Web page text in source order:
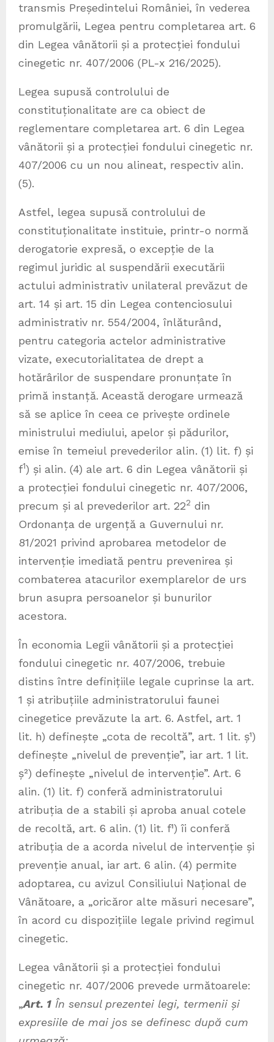
transmis Președintelui României, în vederea
promulgării, Legea pentru completarea art. 6
din Legea vânătorii și a protecției fondului
cinegetic nr. 407/2006 (PL-x 216/2025).
Legea supusă controlului de
constituționalitate are ca obiect de
reglementare completarea art. 6 din Legea
vânătorii și a protecției fondului cinegetic nr.
407/2006 cu un nou alineat, respectiv alin.
(5).
Astfel, legea supusă controlului de
constituționalitate instituie, printr-o normă
derogatorie expresă, o excepție de la
regimul juridic al suspendării executării
actului administrativ unilateral prevăzut de
art. 14 și art. 15 din Legea contenciosului
administrativ nr. 554/2004, înlăturând,
pentru categoria actelor administrative
vizate, executorialitatea de drept a
hotărârilor de suspendare pronunțate în
primă instanță. Această derogare urmează
să se aplice în ceea ce privește ordinele
ministrului mediului, apelor și pădurilor,
emise în temeiul prevederilor alin. (1) lit. f) și
f1) și alin. (4) ale art. 6 din Legea vânătorii și
a protecției fondului cinegetic nr. 407/2006,
precum și al prevederilor art. 222 din
Ordonanța de urgență a Guvernului nr.
81/2021 privind aprobarea metodelor de
intervenție imediată pentru prevenirea și
combaterea atacurilor exemplarelor de urs
brun asupra persoanelor și bunurilor
acestora.
În economia Legii vânătorii și a protecției
fondului cinegetic nr. 407/2006, trebuie
distins între definițiile legale cuprinse la art.
1 și atribuțiile administratorului faunei
cinegetice prevăzute la art. 6. Astfel, art. 1
lit. h) definește „cota de recoltă”, art. 1 lit. ș¹)
definește „nivelul de prevenție”, iar art. 1 lit.
ș²) definește „nivelul de intervenție”. Art. 6
alin. (1) lit. f) conferă administratorului
atribuția de a stabili și aproba anual cotele
de recoltă, art. 6 alin. (1) lit. f¹) îi conferă
atribuția de a acorda nivelul de intervenție și
prevenție anual, iar art. 6 alin. (4) permite
adoptarea, cu avizul Consiliului Național de
Vânătoare, a „oricăror alte măsuri necesare”,
în acord cu dispozițiile legale privind regimul
cinegetic.
Legea vânătorii și a protecției fondului
cinegetic nr. 407/2006 prevede următoarele:
„Art. 1 În sensul prezentei legi, termenii și
expresiile de mai jos se definesc după cum